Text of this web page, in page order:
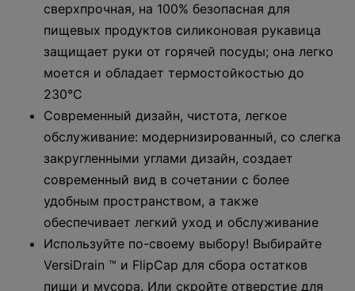
сверхпрочная, на 100% безопасная для
пищевых продуктов силиконовая рукавица
защищает руки от горячей посуды; она легко
моется и обладает термостойкостью до
230°С
Современный дизайн, чистота, легкое
обслуживание: модернизированный, со слегка
закругленными углами дизайн, создает
современный вид в сочетании с более
удобным пространством, а также
обеспечивает легкий уход и обслуживание
Используйте по-своему выбору! Выбирайте
VersiDrain ™ и FlipCap для сбора остатков
пищи и мусора. Или скройте отверстие для